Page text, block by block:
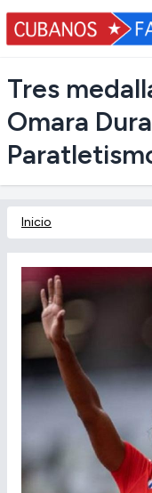
Tres
Omara
Inicio